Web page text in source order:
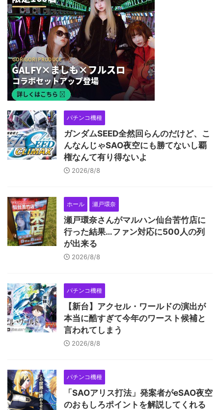
パチンコ機種
ガンダムSEED全然回らんのだけど、こ
んなんじゃSAO夜空にも勝てないし覇
権なんて有り得ないよ
2026/8/8
ホール 瀬戸環奈
瀬戸環奈さんがマルハン仙台苦竹店に
行った結果…ファン対応に500人の列
が出来る
2026/8/8
パチンコ機種
【新台】アクセル・ワールドの演出が
本当に酷すぎて今年のワースト候補と
言われてしまう
2026/8/8
パチンコ機種
「SAOアリス打法」発案者がeSAO夜空
のおもしろポイントを解説してくれる